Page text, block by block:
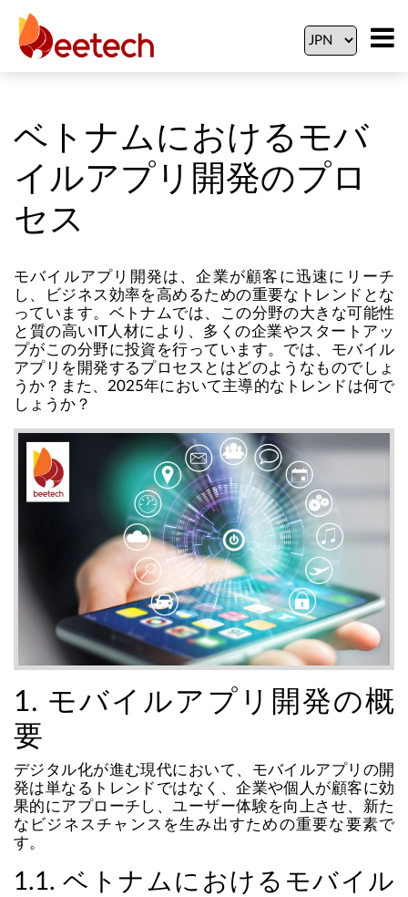
ベトナムにおけるモバ
イルアプリ開発のプロ
セス
モバイルアプリ開発は、企業が顧客に迅速にリーチ
し、ビジネス効率を高めるための重要なトレンドとな
っています。ベトナムでは、この分野の大きな可能性
と質の高いIT人材により、多くの企業やスタートアッ
プがこの分野に投資を行っています。では、モバイル
アプリを開発するプロセスとはどのようなものでしょ
うか？また、2025年において主導的なトレンドは何で
しょうか？
1. モバイルアプリ開発の概
要
デジタル化が進む現代において、モバイルアプリの開
発は単なるトレンドではなく、企業や個人が顧客に効
果的にアプローチし、ユーザー体験を向上させ、新た
なビジネスチャンスを生み出すための重要な要素で
す。
1.1. ベトナムにおけるモバイル